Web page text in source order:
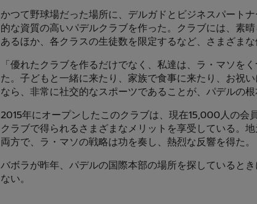
かつて野球場だった場所に、デルガドとビジネスパート
的な資質の高いパデルクラブを作った。クラブには、素
あるほか、各クラスの生徒数を限定するなど、さまざまな
「優れたクラブを作るだけでなく、私達は、ラ・マソを
た。子どもと一緒に来たり、家族で食事に来たり、お祝
なら、非常に社交的なスポーツであることが、パデルの根
2015年にオープンしたこのクラブは、現在15,000人の会
クラブで得られるさまざまなメリットを享受している。
両方で、ラ・マソの戦略は功を奏し、熱烈な反響を得た。
バボラが昨年、パデルの国際本部の場所を探していると
ない。